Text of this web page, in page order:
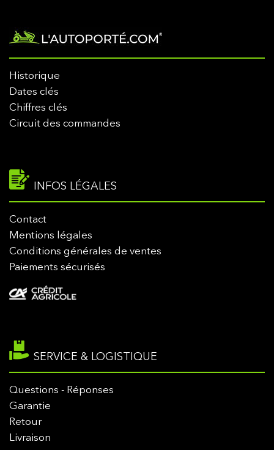
Historique
Dates clés
Chiffres clés
Circuit des commandes
INFOS LÉGALES
Contact
Mentions légales
Conditions générales de ventes
Paiements sécurisés
SERVICE & LOGISTIQUE
Questions - Réponses
Garantie
Retour
Livraison